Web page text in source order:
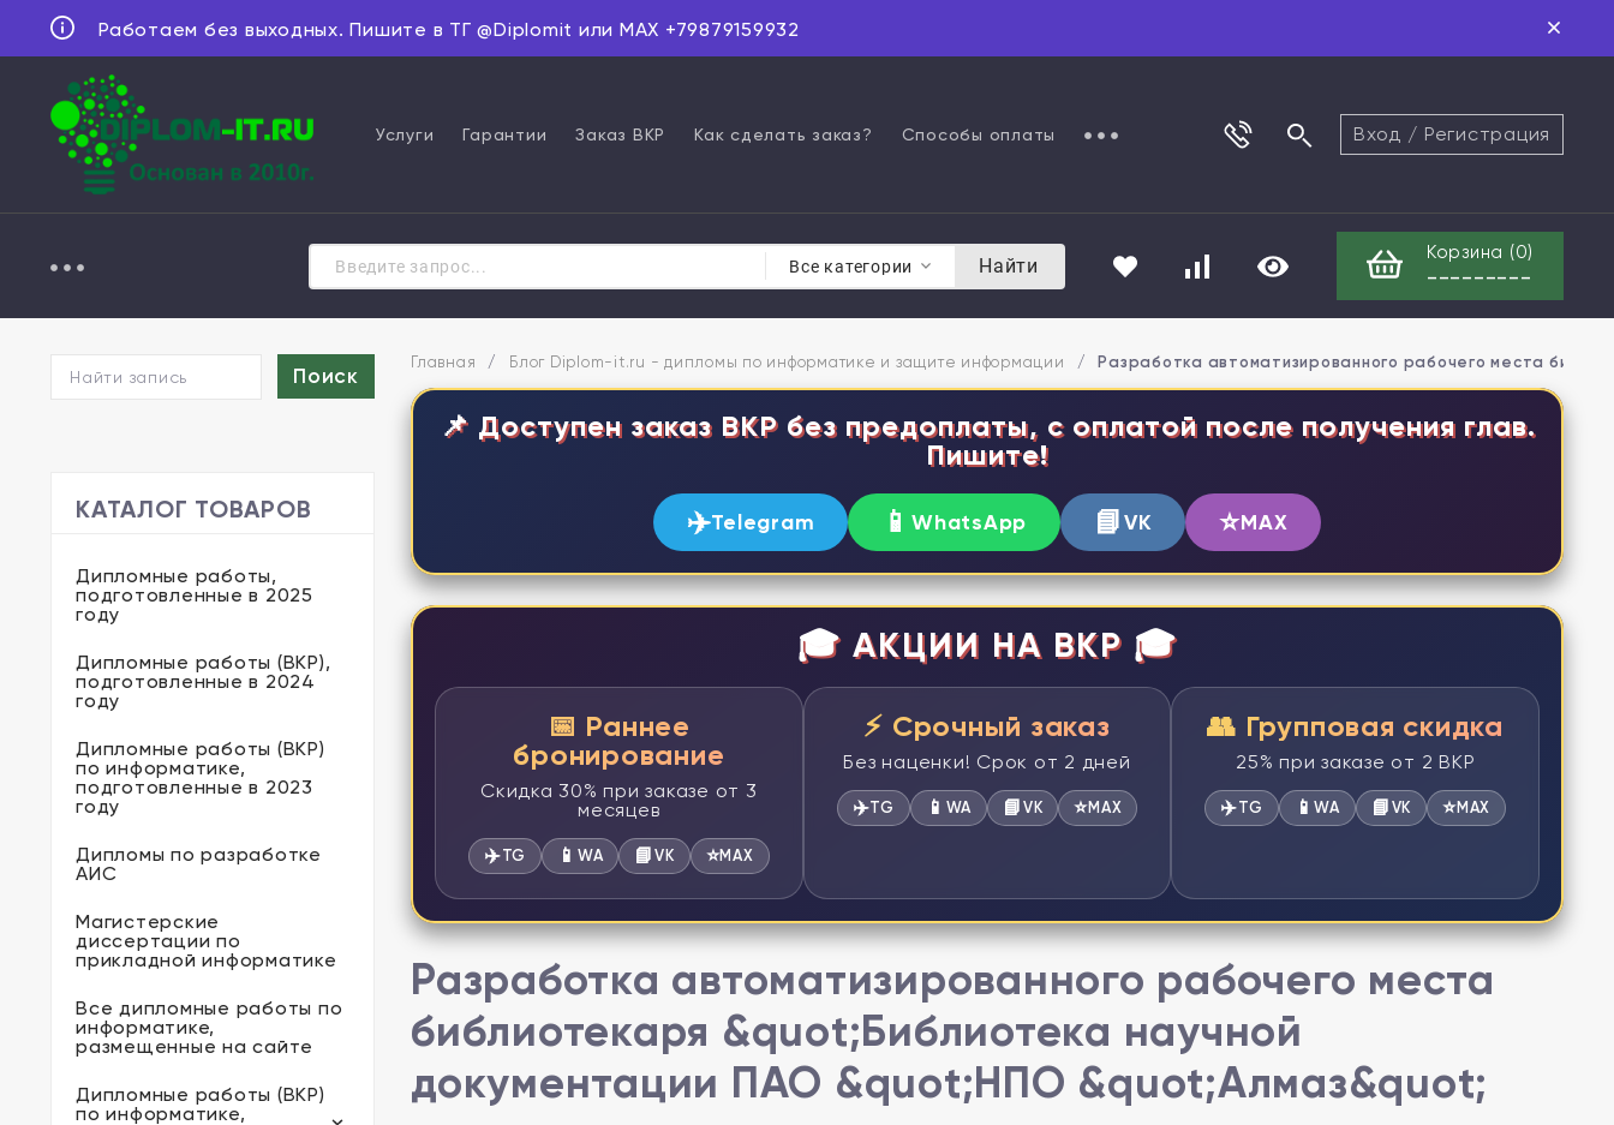
Работаем без выходных. Пишите в ТГ @Diplomit или MAX +79879159932
Услуги Гарантии Заказ ВКР Как сделать заказ? Способы оплаты Вход / Регистрация
Все категории Найти
Корзина (0)
---------
КАТАЛОГ ТОВАРОВ
Дипломные работы,
подготовленные в 2025
году
Дипломные работы (ВКР),
подготовленные в 2024
году
Дипломные работы (ВКР)
по информатике,
подготовленные в 2023
году
Дипломы по разработке
АИС
Магистерские
диссертации по
прикладной информатике
Все дипломные работы по
информатике,
размещенные на сайте
Дипломные работы (ВКР)
по информатике,
Главная / Блог Diplom-it.ru - дипломы по информатике и защите информации / Разработка автоматизированного рабочего места
📌 Доступен заказ ВКР без предоплаты, с оплатой после получения глав.
Пишите!
✈️Telegram 📱WhatsApp 📘VK ⭐MAX
🎓 АКЦИИ НА ВКР 🎓
📅 Раннее
бронирование
Скидка 30% при заказе от 3
месяцев
✈️TG 📱 WA 📘VK ⭐MAX
⚡ Срочный заказ
Без наценки! Срок от 2 дней
✈️TG 📱 WA 📘 VK ⭐MAX
👥 Групповая скидка
25% при заказе от 2 ВКР
✈️TG 📱WA 📘 VK ⭐MAX
Разработка автоматизированного рабочего места
библиотекаря &quot;Библиотека научной
документации ПАО &quot;НПО &quot;Алмаз&quot;